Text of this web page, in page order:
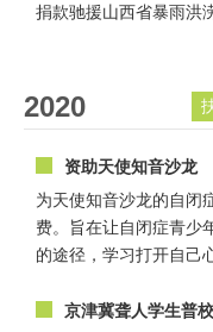
捐款驰援山西省暴雨洪
2020
资助天使知音沙龙
为天使知音沙龙的自闭
费。旨在让自闭症青少
的途径，学习打开自己
京津冀聋人学生普